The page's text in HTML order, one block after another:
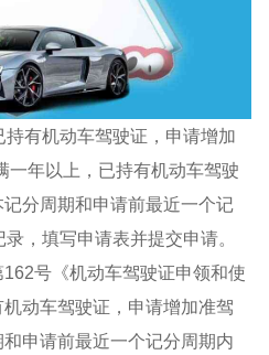
有机动车驾驶证，申请增加
一年以上，已持有机动车驾驶
分周期和申请前最近一个记
，填写申请表并提交申请。
号《机动车驾驶证申领和使
动车驾驶证，申请增加准驾
申请前最近一个记分周期内